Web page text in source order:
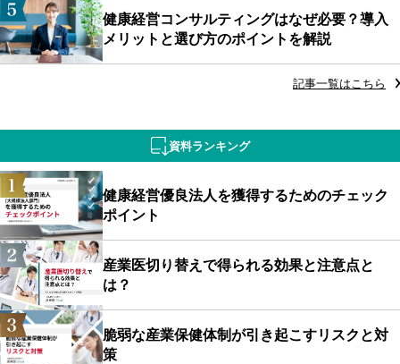
健康経営コンサルティングはなぜ必要？導入
メリットと選び方のポイントを解説
記事一覧はこちら
資料ランキング
健康経営優良法人を獲得するためのチェック
ポイント
産業医切り替えで得られる効果と注意点と
は？
脆弱な産業保健体制が引き起こすリスクと対
策